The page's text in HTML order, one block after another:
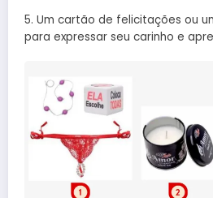
5. Um cartão de felicitações ou
para expressar seu carinho e